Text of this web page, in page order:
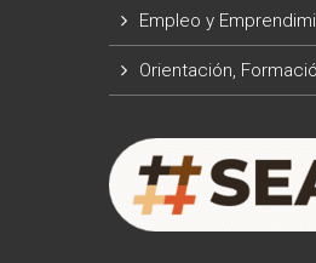
Empleo y
Orientación,